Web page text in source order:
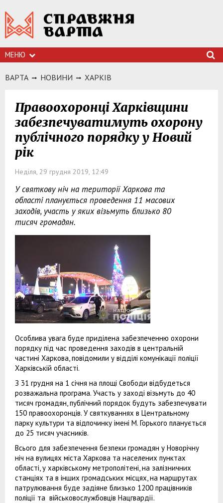
МЕНЮ
ВАРТА НОВИНИ ХАРКIВ
Правоохоронці Харківщини
забезпечуватимуть охорону
публічного порядку у Новий
рік
Неділя, 29 грудня 2019, 12:49
У святкову ніч на території Харкова та
області планується проведення 11 масових
заходів, участь у яких візьмуть близько 80
тисяч громадян.
Особлива увага буде приділена забезпеченню охорони
порядку під час проведення заходів в центральній
частині Харкова, повідомили у відділі комунікації поліції
Харківській області.
З 31 грудня на 1 січня на площі Свободи відбудеться
розважальна програма. Участь у заході візьмуть до 40
тисяч громадян, публічний порядок будуть забезпечувати
150 правоохоронців. У святкуваннях в Центральному
парку культури та відпочинку імені М. Горького планується
до 25 тисяч учасників.
Всього для забезпечення безпеки громадян у Новорічну
ніч на вулицях міста Харкова та населених пунктах
області, у харківському метрополітені, на залізничних
станціях та в інших громадських місцях, на маршрутах
патрулювання буде задіяне близько 1200 працівників
поліції та військовослужбовців Нацгвардії.